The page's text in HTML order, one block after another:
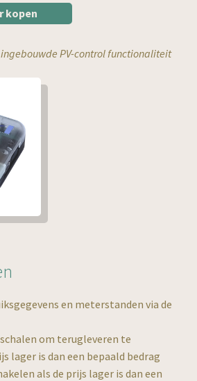
1
2
kopen
PV-control functionaliteit
en meterstanden via de
om terugleveren te
lager is dan een bepaald bedrag
als de prijs lager is dan een